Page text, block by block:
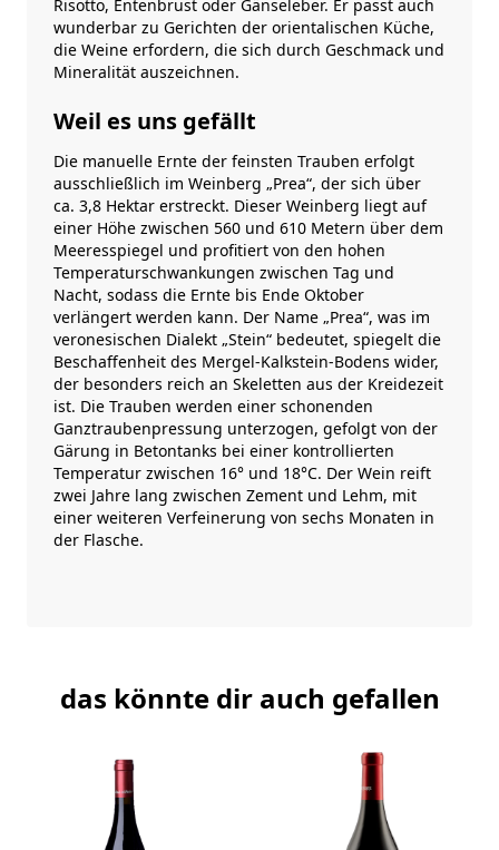
Risotto, Entenbrust oder Gänseleber. Er passt auch
wunderbar zu Gerichten der orientalischen Küche,
die Weine erfordern, die sich durch Geschmack und
Mineralität auszeichnen.
Weil es uns gefällt
Die manuelle Ernte der feinsten Trauben erfolgt
ausschließlich im Weinberg „Prea“, der sich über
ca. 3,8 Hektar erstreckt. Dieser Weinberg liegt auf
einer Höhe zwischen 560 und 610 Metern über dem
Meeresspiegel und profitiert von den hohen
Temperaturschwankungen zwischen Tag und
Nacht, sodass die Ernte bis Ende Oktober
verlängert werden kann. Der Name „Prea“, was im
veronesischen Dialekt „Stein“ bedeutet, spiegelt die
Beschaffenheit des Mergel-Kalkstein-Bodens wider,
der besonders reich an Skeletten aus der Kreidezeit
ist. Die Trauben werden einer schonenden
Ganztraubenpressung unterzogen, gefolgt von der
Gärung in Betontanks bei einer kontrollierten
Temperatur zwischen 16° und 18°C. Der Wein reift
zwei Jahre lang zwischen Zement und Lehm, mit
einer weiteren Verfeinerung von sechs Monaten in
der Flasche.
das könnte dir auch gefallen